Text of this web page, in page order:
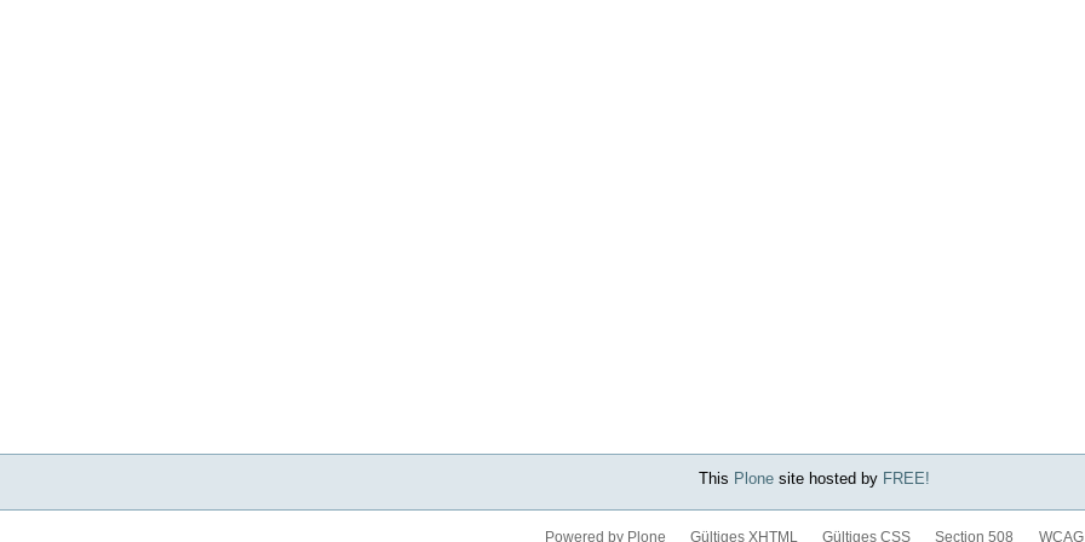
This Plonesite hosted by FREE!
Powered by Plone Gültiges XHTML Gültiges CSS Section 508 WCAG